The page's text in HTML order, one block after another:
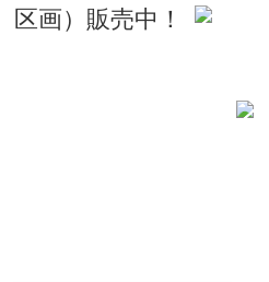
区画）販売中！